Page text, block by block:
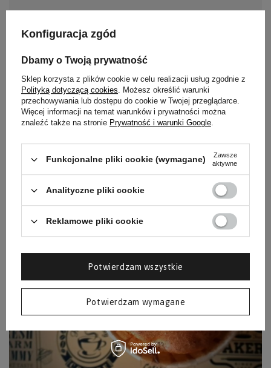
Keto Biszkoptowe Ciasteczka
Keto Pączek z Dziurką
Keto Roladki Biszkoptowe z
Gofrownicy
›
Konfiguracja zgód
Dbamy o Twoją prywatność
Sklep korzysta z plików cookie w celu realizacji usług zgodnie z
Polityką dotyczącą cookies. Możesz określić warunki
przechowywania lub dostępu do cookie w Twojej przeglądarce.
Więcej informacji na temat warunków i prywatności można
znaleźć także na stronie Prywatność i warunki Google.
Funkcjonalne pliki cookie (wymagane)
Zawsze
aktywne
Analityczne pliki cookie
Reklamowe pliki cookie
Potwierdzam wymagane
Potwierdzam wszystkie